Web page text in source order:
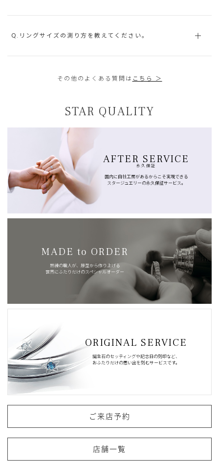
Q.リングサイズの測り方を教えてください。
その他のよくある質問は こちら ＞
STAR QUALITY
AFTER SERVICE
永久保証
国内に自社工房があるからこそ実現できる
スタージュエリーの永久保証サービス。
MADE to ORDER
熟練の職人が、原型から作り上げる
世界にふたりだけのスペシャルオーダー
ORIGINAL SERVICE
誕生石のセッティングや記念日の刻印など、
おふたりだけの思い出を刻むサービスです。
ご来店予約
店舗一覧